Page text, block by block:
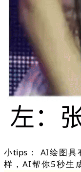
小tips： AI绘图具
样，AI帮你5秒生